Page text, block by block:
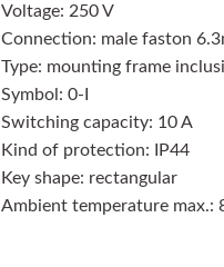
Voltage: 250 V
Connection: male faston
Type: mounting frame
Symbol: 0-I
Switching capacity: 10 A
Kind of protection: IP44
Key shape: rectangular
Ambient temperature max.: